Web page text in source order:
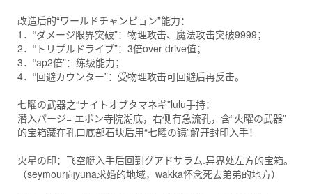
改造后的“ワールドチャンピョン”能力：
1．“ダメージ限界突破”：物理攻击、魔法攻击突破9999；
2．“トリプルドライブ”：3倍over drive值；
3．“ap2倍”：练级能力；
4．“回避カウンター”：受物理攻击可回避后再反击。
七曜の武器之“ナイトオブタマネギ”lulu手持：
潜入パージ= エボン寺院湖底，右侧有急流孔，含“火曜の武器”
的宝箱藏在孔口底部石块后用“七曜の镜”解开封印入手！
火星の印：飞空艇入手后回到グアドサラム.异界处左方的宝箱。
（seymour向yuna求婚的地域，wakka怀念死去弟弟的地方）